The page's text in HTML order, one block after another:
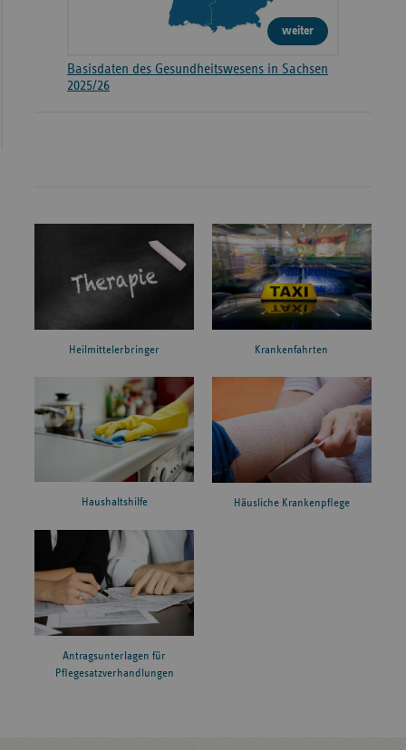
weiter
Basisdaten des Gesundheitswesens in Sachsen
2025/26
Heilmittelerbringer Krankenfahrten
Haushaltshilfe Häusliche Krankenpflege
Antragsunterlagen für
Pflegesatzverhandlungen